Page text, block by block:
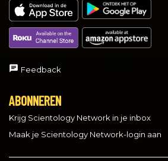
Feedback
ABONNEREN
Krijg Scientology Network in je inbox
Maak je Scientology Network-login aan